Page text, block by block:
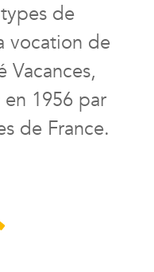
de
vocation de
Vacances,
1956 par
de France.